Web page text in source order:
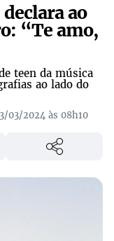
ao
“Te amo,
teen da música
ao lado do
03/2024 às 08h10